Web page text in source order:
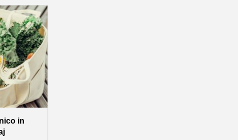
z
nekaj
vse
in